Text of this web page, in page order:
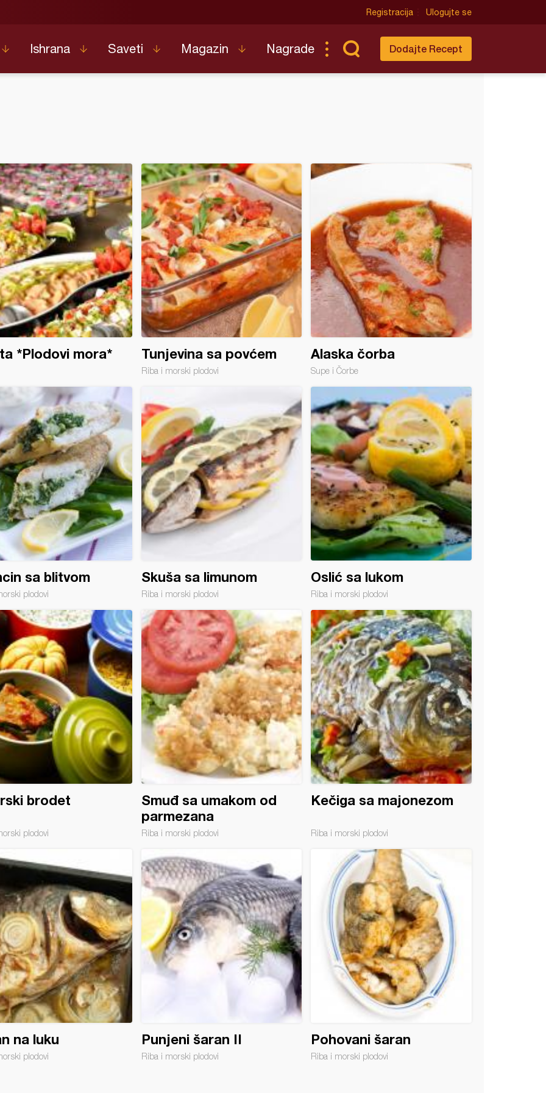
Registracija Ulogujte se
Ishrana Saveti Magazin Nagrade Dodajte Recept
*Plodovi mora* Tunjevina sa povćem
Riba i morski plodovi
Alaska čorba
Supe i Čorbe
sa blitvom
plodovi
Skuša sa limunom
Riba i morski plodovi
Oslić sa lukom
Riba i morski plodovi
brodet
plodovi
Smuđ sa umakom od
parmezana
Riba i morski plodovi
Kečiga sa majonezom
Riba i morski plodovi
na luku
plodovi
Punjeni šaran II
Riba i morski plodovi
Pohovani šaran
Riba i morski plodovi